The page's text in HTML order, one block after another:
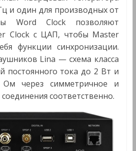
и один для производных от
Word Clock позволяют
Clock с ЦАП, чтобы Master
функции синхронизации.
Lina — схема класса
постоянного тока до 2 Вт и
через симметричное и
соответственно.